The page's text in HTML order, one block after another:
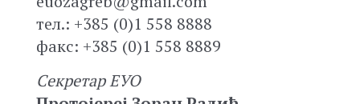
тел.: +385 (0)1 558 8888
факс: +385 (0)1 558 8889
Секретар ЕУО